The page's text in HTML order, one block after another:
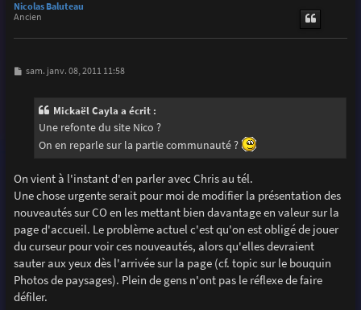
Nicolas Baluteau
Ancien
M
sam. janv. 08, 2011 11:58
Mickaël Cayla a écrit :
Une refonte du site Nico ?
On en reparle sur la partie communauté ?
On vient à l'instant d'en parler avec Chris au tél.
Une chose urgente serait pour moi de modifier la présentation des
nouveautés sur CO en les mettant bien davantage en valeur sur la
page d'accueil. Le problème actuel c'est qu'on est obligé de jouer
du curseur pour voir ces nouveautés, alors qu'elles devraient
sauter aux yeux dès l'arrivée sur la page (cf. topic sur le bouquin
Photos de paysages). Plein de gens n'ont pas le réflexe de faire
défiler.